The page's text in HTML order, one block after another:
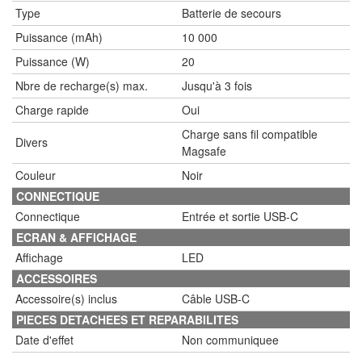
Type
Batterie de secours
Puissance (mAh)
10 000
Puissance (W)
20
Nbre de recharge(s) max.
Jusqu'à 3 fois
Charge rapide
Oui
Divers
Charge sans fil compatible
Magsafe
Couleur
Noir
CONNECTIQUE
Connectique
Entrée et sortie USB-C
ECRAN & AFFICHAGE
Affichage
LED
ACCESSOIRES
Accessoire(s) inclus
Câble USB-C
PIECES DETACHEES ET REPARABILITES
Date d'effet
Non communiquee